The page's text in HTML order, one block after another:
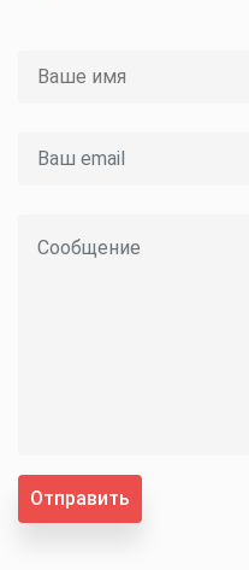
Отправить